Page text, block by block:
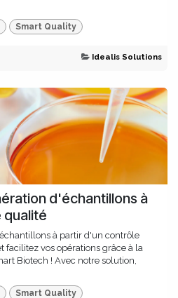
Smart Quality
Idealis Solutions
d'échantillons à
qualité
à partir d'un contrôle
facilitez vos opérations grâce à la
Biotech ! Avec notre solution,
Smart Quality